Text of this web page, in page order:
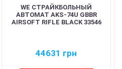
WE СТРАЙКБОЛЬНЫЙ
АВТОМАТ AKS-74U GBBR
AIRSOFT RIFLE BLACK 33546
44631 грн